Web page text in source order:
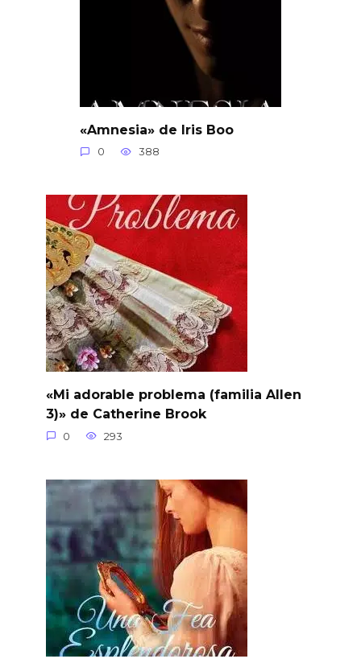
«Amnesia» de Iris Boo
0 388
«Mi adorable problema (familia Allen
3)» de Catherine Brook
0 293